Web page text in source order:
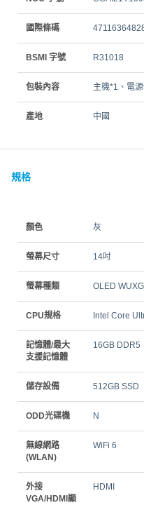
國際條碼
BSMI 字號 R31018
包裝內容 主機*1、電
產地 中國
規格
顏色 灰
螢幕尺寸 14吋
螢幕種類 OLED
CPU規格 Intel Core
記憶體/最大
支援記憶體
16GB DDR5
儲存設備 512GB SSD
ODD光碟機 N
無線網路
(WLAN)
WiFi 6
外接
VGA/HDMI顯
HDMI